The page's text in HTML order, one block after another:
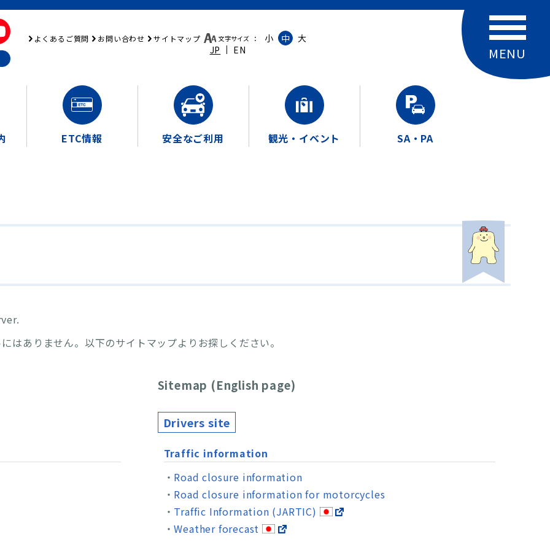
よくあるご質問 お問い合わせ サイトマップ 文字サイズ ： 小 中
大
JP
EN
ETC情報 安全なご利用 観光・イベント SA・PA
はありません。以下のサイトマップよりお探しください。
Sitemap (English page)
Drivers site
Traffic information
Road closure information
Road closure information for motorcycles
Traffic Information (JARTIC)
Weather forecast